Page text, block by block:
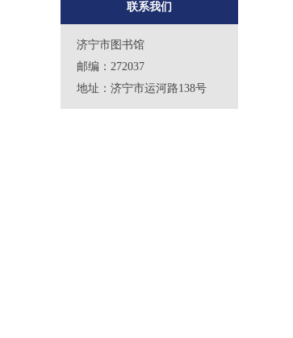
联系我们
济宁市图书馆
邮编：272037
地址：济宁市运河路138号